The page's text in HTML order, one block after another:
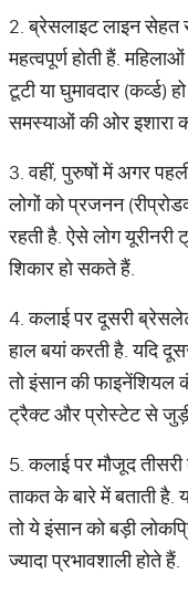
2. ब्रेसलाइट लाइन
महत्वपूर्ण होती हैं.
टूटी या घुमावदार (कर्व्ड)
समस्याओं की ओर इशारा
3. वहीं, पुरुषों में अगर
लोगों को प्रजनन
रहती है. ऐसे लोग
शिकार हो सकते हैं.
4. कलाई पर दूसरी
हाल बयां करती है. यदि
तो इंसान की फाइनेंशियल
ट्रैक्ट और प्रोस्टेट से
5. कलाई पर मौजूद
ताकत के बारे में बताती है.
तो ये इंसान को बड़ी
ज्यादा प्रभावशाली होते हैं.